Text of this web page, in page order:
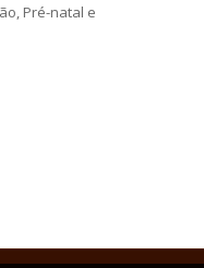
Pré-natal e